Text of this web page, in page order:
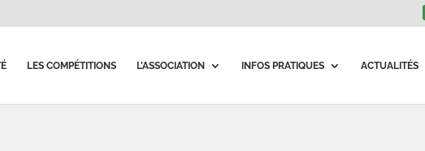
LES COMPÉTITIONS L’ASSOCIATION INFOS PRATIQUES ACTUALITÉS